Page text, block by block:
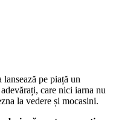
pe piață un
care nici iarna nu
la vedere și mocasini.